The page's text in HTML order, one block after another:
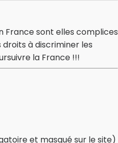
France sont elles complices
à discriminer les
la France !!!
et masqué sur le site)